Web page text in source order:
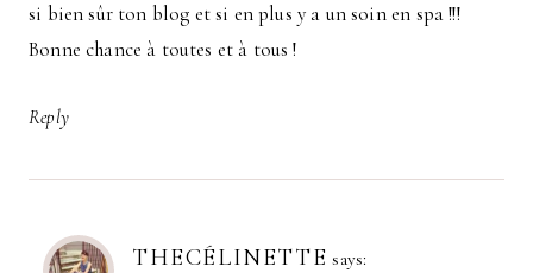
si bien sûr ton blog et si en plus y a un soin en spa !!!
Bonne chance à toutes et à tous !
Reply
THECÉLINETTE says: